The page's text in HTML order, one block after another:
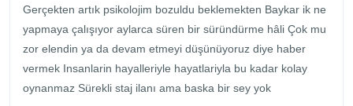
Gerçekten artık psikolojim bozuldu beklemekten Baykar ik ne
yapmaya çalışıyor aylarca süren bir süründürme hâli Çok mu
zor elendin ya da devam etmeyi düşünüyoruz diye haber
vermek Insanlarin hayalleriyle hayatlariyla bu kadar kolay
oynanmaz Sürekli staj ilanı ama baska bir sey yok